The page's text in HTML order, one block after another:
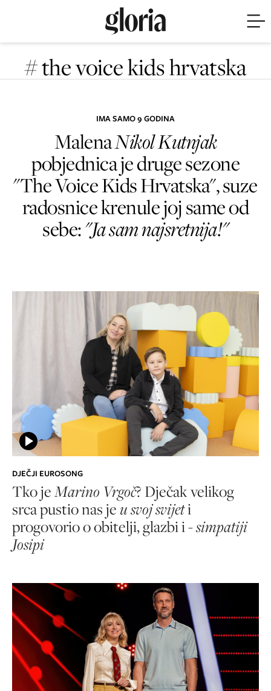
# the voice kids hrvatska
IMA SAMO 9 GODINA
MalenaNikol Kutnjak
pobjednica je druge sezone
"The Voice Kids Hrvatska", suze
radosnice krenule joj same od
sebe:"Ja sam najsretnija!"
DJEČJI EUROSONG
Tko jeMarino Vrgoč? Dječak velikog
srca pustio nas jeu svoj svijeti
progovorio o obitelji, glazbi i -simpatiji
Josipi